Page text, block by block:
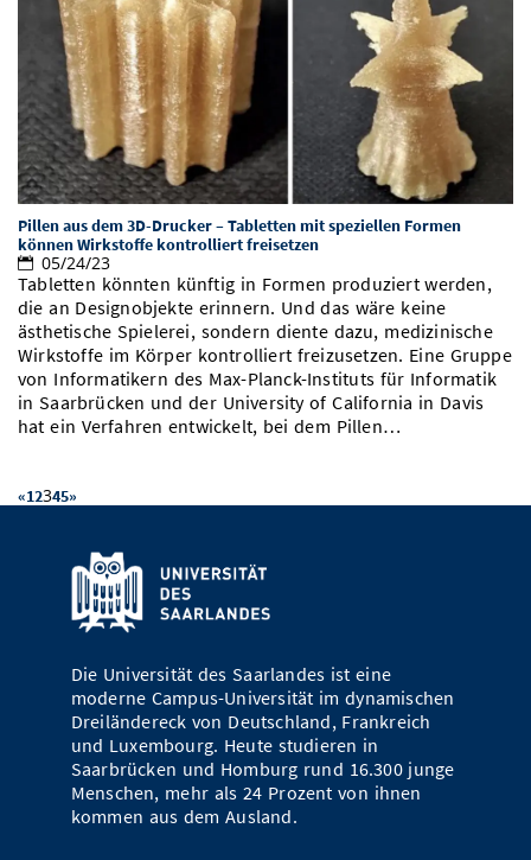
Pillen aus dem 3D-Drucker – Tabletten mit speziellen Formen
können Wirkstoffe kontrolliert freisetzen
05/24/23
Tabletten könnten künftig in Formen produziert werden,
die an Designobjekte erinnern. Und das wäre keine
ästhetische Spielerei, sondern diente dazu, medizinische
Wirkstoffe im Körper kontrolliert freizusetzen. Eine Gruppe
von Informatikern des Max-Planck-Instituts für Informatik
in Saarbrücken und der University of California in Davis
hat ein Verfahren entwickelt, bei dem Pillen…
«12345»
Die Universität des Saarlandes ist eine
moderne Campus-Universität im dynamischen
Dreiländereck von Deutschland, Frankreich
und Luxembourg. Heute studieren in
Saarbrücken und Homburg rund 16.300 junge
Menschen, mehr als 24 Prozent von ihnen
kommen aus dem Ausland.